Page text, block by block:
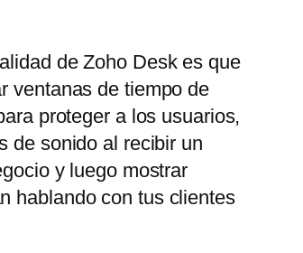
de Zoho Desk es que
ventanas de tiempo de
proteger a los usuarios,
de sonido al recibir un
y luego mostrar
hablando con tus clientes